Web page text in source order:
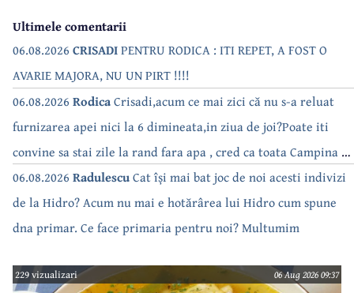
Ultimele comentarii
06.08.2026 CRISADIPENTRU RODICA : ITI REPET, A FOST O
AVARIE MAJORA, NU UN PIRT !!!!
06.08.2026 RodicaCrisadi,acum ce mai zici că nu s-a reluat
furnizarea apei nici la 6 dimineata,in ziua de joi?Poate iti
convine sa stai zile la rand fara apa , cred ca toata Campina s-
a săturat de cate ori se tot oprește apa!!
06.08.2026 RadulescuCat își mai bat joc de noi acesti indivizi
de la Hidro? Acum nu mai e hotărârea lui Hidro cum spune
dna primar. Ce face primaria pentru noi? Multumim
229 vizualizari 06 Aug 2026 09:37